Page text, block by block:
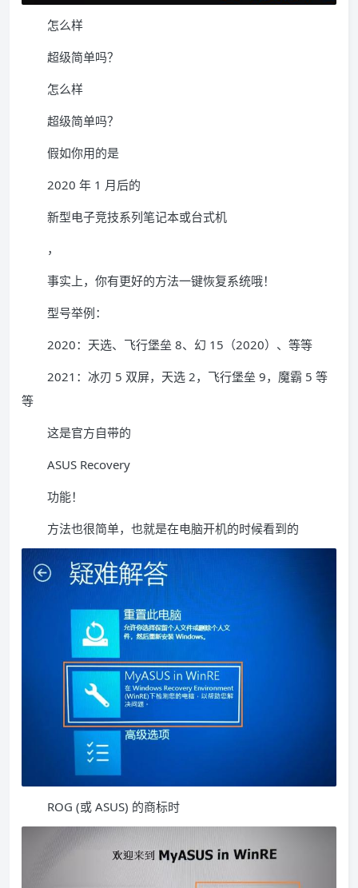
怎么样
超级简单吗？
怎么样
超级简单吗？
假如你用的是
2020 年 1 月后的
新型电子竞技系列笔记本或台式机
，
事实上，你有更好的方法一键恢复系统哦！
型号举例：
2020：天选、飞行堡垒 8、幻 15（2020）、等等
2021：冰刃 5 双屏，天选 2，飞行堡垒 9，魔霸 5 等
等
这是官方自带的
ASUS Recovery
功能！
方法也很简单，也就是在电脑开机的时候看到的
ROG (或 ASUS) 的商标时